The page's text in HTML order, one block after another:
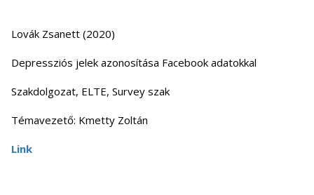
Lovák Zsanett (2020)
Depressziós jelek azonosítása Facebook adatokkal
Szakdolgozat, ELTE, Survey szak
Témavezető: Kmetty Zoltán
Link